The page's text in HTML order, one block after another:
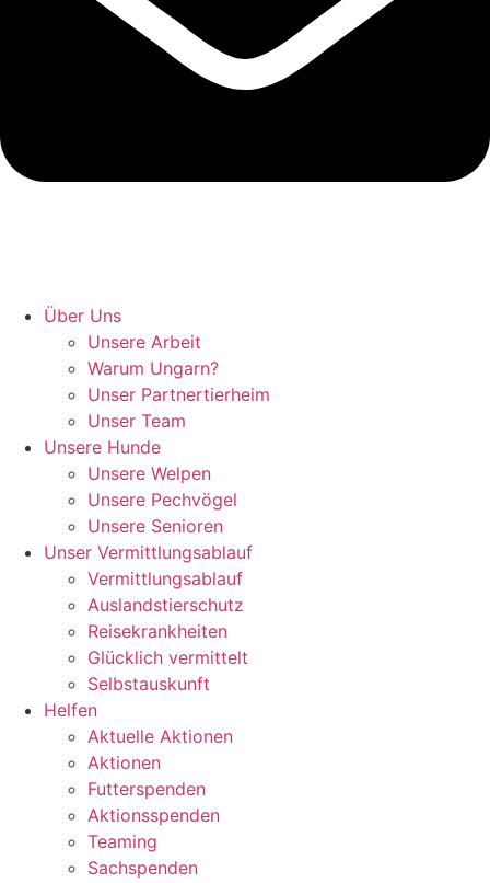
Über Uns
Unsere Arbeit
Warum Ungarn?
Unser Partnertierheim
Unser Team
Unsere Hunde
Unsere Welpen
Unsere Pechvögel
Unsere Senioren
Unser Vermittlungsablauf
Vermittlungsablauf
Auslandstierschutz
Reisekrankheiten
Glücklich vermittelt
Selbstauskunft
Helfen
Aktuelle Aktionen
Aktionen
Futterspenden
Aktionsspenden
Teaming
Sachspenden